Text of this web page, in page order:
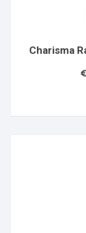
Charisma